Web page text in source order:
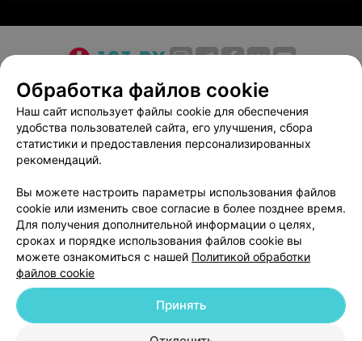
О проекте Новости проекта
Размещение рекламы
Медицинский маркетинг
Публичный договор
Пользовательское соглашение
Способы оплаты
Вакансии
Партнеры
Написать в поддержку
Персональные настройки cookie
Обработка персональных данных
Обработка файлов cookie
Наш сайт использует файлы cookie для обеспечения
удобства пользователей сайта, его улучшения, сбора
статистики и предоставления персонализированных
рекомендаций.
Вы можете настроить параметры использования файлов
cookie или изменить свое согласие в более позднее время.
Для получения дополнительной информации о целях,
сроках и порядке использования файлов cookie вы
можете ознакомиться с нашей Политикой обработки
файлов cookie
Принять